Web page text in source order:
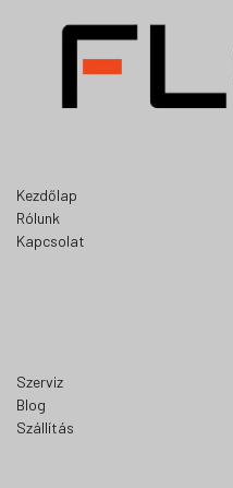
Kezdőlap
Rólunk
Kapcsolat
Szerviz
Blog
Szállítás